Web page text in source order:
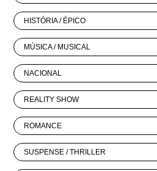
HISTÓRIA / ÉPICO
MÚSICA / MUSICAL
NACIONAL
REALITY SHOW
ROMANCE
SUSPENSE / THRILLER